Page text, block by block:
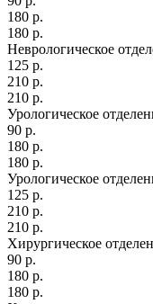
180 р.
180 р.
Неврологическое
125 р.
210 р.
210 р.
Урологическое
90 р.
180 р.
180 р.
Урологическое
125 р.
210 р.
210 р.
Хирургическое
90 р.
180 р.
180 р.